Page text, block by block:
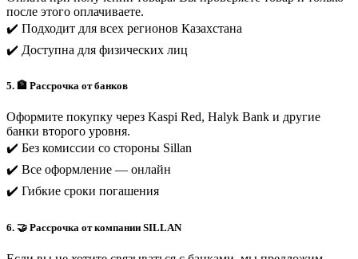
после этого оплачиваете.
✔️ Подходит для всех регионов Казахстана
✔️ Доступна для физических лиц
5. 🏦 Рассрочка от банков
Оформите покупку через Kaspi Red, Halyk Bank и другие
банки второго уровня.
✔️ Без комиссии со стороны Sillan
✔️ Все оформление — онлайн
✔️ Гибкие сроки погашения
6. 🤝 Рассрочка от компании SILLAN